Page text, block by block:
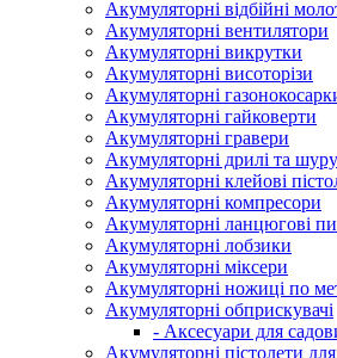
Акумуляторні відбійні
Акумуляторні вентилятори
Акумуляторні викрутки
Акумуляторні висоторізи
Акумуляторні
Акумуляторні гайковерти
Акумуляторні гравери
Акумуляторні дрилі та
Акумуляторні клейові
Акумуляторні компресори
Акумуляторні ланцюгові
Акумуляторні лобзики
Акумуляторні міксери
Акумуляторні ножиці по
Акумуляторні обприскувачі
- Аксесуари для
Акумуляторні пістолети